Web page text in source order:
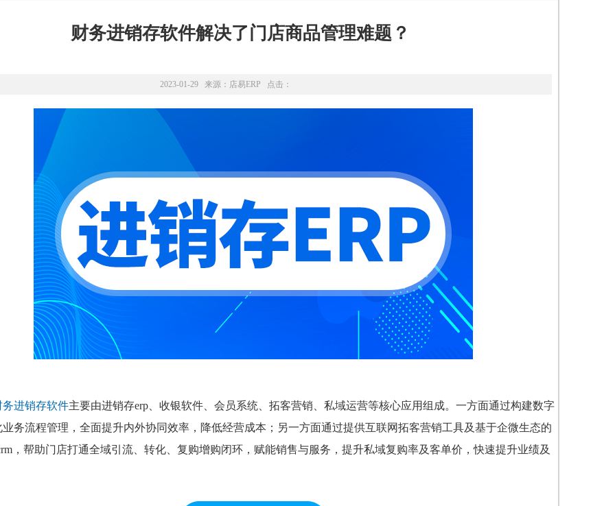
财务进销存软件解决了门店商品管理难题？
2023-01-29 来源： 店易ERP 点击：
务进销存软件主要由进销存erp、收银软件、会员系统、拓客营销、私域运营等核心应用组成。一方面通过构建数字
务流程管理，全面提升内外协同效率，降低经营成本；另一方面通过提供互联网拓客营销工具及基于企微生态的
，帮助门店打通全域引流、转化、复购增购闭环，赋能销售与服务，提升私域复购率及客单价，快速提升业绩及